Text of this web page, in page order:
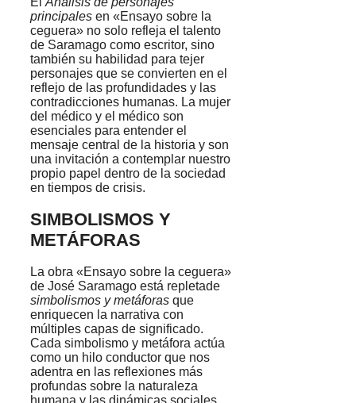
principales en «Ensayo sobre la
ceguera» no solo refleja el talento
de Saramago como escritor, sino
también su habilidad para tejer
personajes que se convierten en el
reflejo de las profundidades y las
contradicciones humanas. La mujer
del médico y el médico son
esenciales para entender el
mensaje central de la historia y son
una invitación a contemplar nuestro
propio papel dentro de la sociedad
en tiempos de crisis.
SIMBOLISMOS Y
METÁFORAS
La obra «Ensayo sobre la ceguera»
de José Saramago está repletade
simbolismos y metáforas que
enriquecen la narrativa con
múltiples capas de significado.
Cada simbolismo y metáfora actúa
como un hilo conductor que nos
adentra en las reflexiones más
profundas sobre la naturaleza
humana y las dinámicas sociales.